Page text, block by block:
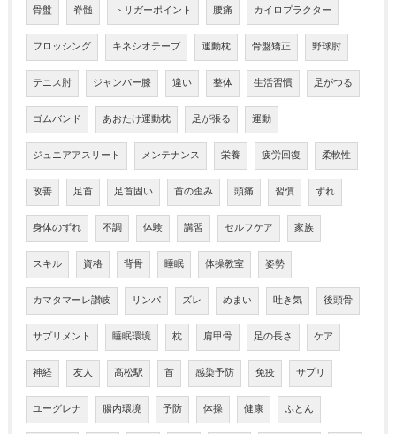
骨盤 脊髄 トリガーポイント 腰痛 カイロプラクター
フロッシング キネシオテープ 運動枕 骨盤矯正 野球肘
テニス肘 ジャンパー膝 違い 整体 生活習慣 足がつる
ゴムバンド あおたけ運動枕 足が張る 運動
ジュニアアスリート メンテナンス 栄養 疲労回復 柔軟性
改善 足首 足首固い 首の歪み 頭痛 習慣 ずれ
身体のずれ 不調 体験 講習 セルフケア 家族
スキル 資格 背骨 睡眠 体操教室 姿勢
カマタマーレ讃岐 リンパ ズレ めまい 吐き気 後頭骨
サプリメント 睡眠環境 枕 肩甲骨 足の長さ ケア
神経 友人 高松駅 首 感染予防 免疫 サプリ
ユーグレナ 腸内環境 予防 体操 健康 ふとん